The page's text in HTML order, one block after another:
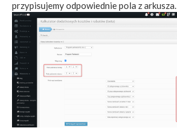
przypisujemy odpowiednie pola z arkusza.